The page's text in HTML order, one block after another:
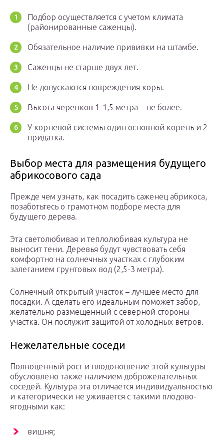
Подбор осуществляется с учетом климата
(районированные саженцы).
Обязательное наличие прививки на штамбе.
Саженцы не старше двух лет.
Не допускаются повреждения коры.
Высота черенков 1-1,5 метра – не более.
У корневой системы один основной корень и 2
придатка.
Выбор места для размещения будущего
абрикосового сада
Прежде чем узнать, как посадить саженец абрикоса,
позаботьтесь о грамотном подборе места для
будущего дерева.
Эта светолюбивая и теплолюбивая культура не
выносит тени. Деревья будут чувствовать себя
комфортно на солнечных участках с глубоким
залеганием грунтовых вод (2,5-3 метра).
Солнечный открытый участок – лучшее место для
посадки. А сделать его идеальным поможет забор,
желательно размещенный с северной стороны
участка. Он послужит защитой от холодных ветров.
Нежелательные соседи
Полноценный рост и плодоношение этой культуры
обусловлено также наличием доброжелательных
соседей. Культура эта отличается индивидуальностью
и категорически не уживается с такими плодово-
ягодными как:
вишня;